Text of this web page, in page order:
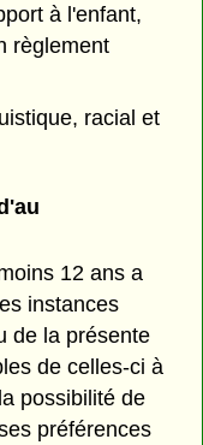
à l'enfant,
règlement
racial et
12 ans a
instances
de la présente
de celles-ci à
possibilité de
préférences